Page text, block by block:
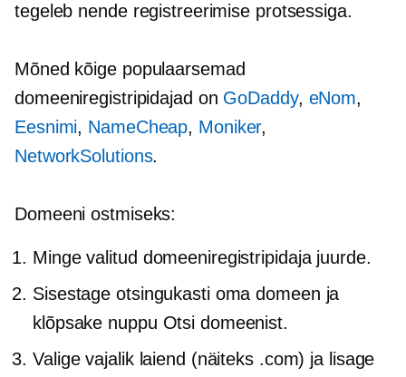
tegeleb nende registreerimise protsessiga.
Mõned kõige populaarsemad
domeeniregistripidajad on GoDaddy, eNom,
Eesnimi, NameCheap, Moniker,
NetworkSolutions.
Domeeni ostmiseks:
Minge valitud domeeniregistripidaja juurde.
Sisestage otsingukasti oma domeen ja
klõpsake nuppu Otsi domeenist.
Valige vajalik laiend (näiteks .com) ja lisage